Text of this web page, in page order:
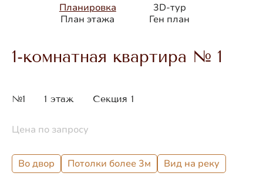
Планировка
3D-тур
План этажа
Ген план
1-комнатная квартира № 1
№1 1 этаж Секция 1
Цена по запросу
Во двор Потолки более 3м Вид на реку